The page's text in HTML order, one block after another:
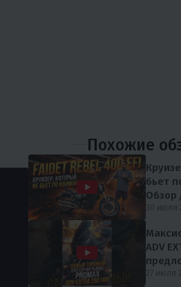
Похожие
бьет
Обзор
30 июля
ADV
27 июля